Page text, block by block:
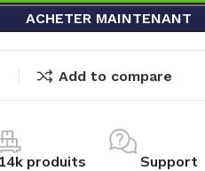
ACHETER MAINTENANT
Add to compare
14k produits Support